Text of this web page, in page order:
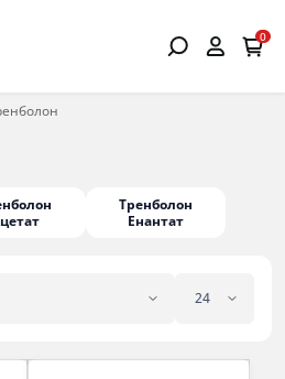
0
Тренболон
Енантат